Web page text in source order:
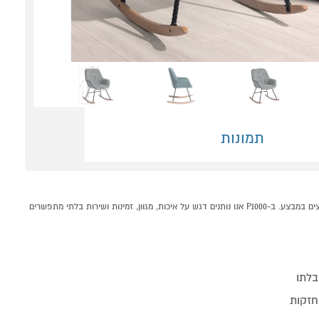
תמונות
כורסת נדנדה דגם BURKS מבית HOMAX קונים אונליין בקטגוריית כורסאות מעוצבות במחלקת רהיטים לבית בP1000 - אתר קניות ישראלי בטוח, משתלם ונוח המציע מוצרים מומלצים במבצע. ב-P1000 אנו נותנים דגש על איכות, מגוון, זמינות ושירות בלתי מתפשרים